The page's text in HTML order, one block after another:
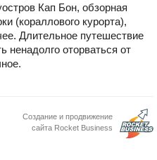
Кап Бон, обзорная
(кораллового курорта),
Длительное путешествие
ненадолго оторваться от
Создание и продвижение
сайта Rocket Business